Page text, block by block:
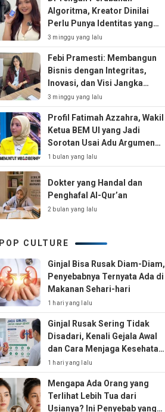
Algoritma, Kreator Dinilai
Perlu Punya Identitas yang
Kuat
3 minggu yang lalu
Febi Pramesti: Membangun
Bisnis dengan Integritas,
Inovasi, dan Visi Jangka
Panjang
3 minggu yang lalu
Profil Fatimah Azzahra, Wakil
Ketua BEM UI yang Jadi
Sorotan Usai Adu Argumen
soal MBG
1 bulan yang lalu
Dokter yang Handal dan
Penghafal Al-Qur’an
2 bulan yang lalu
POP CULTURE
Ginjal Bisa Rusak Diam-Diam,
Penyebabnya Ternyata Ada di
Makanan Sehari-hari
1 hari yang lalu
Ginjal Rusak Sering Tidak
Disadari, Kenali Gejala Awal
dan Cara Menjaga Kesehatan
Ginjal Sejak Dini
1 hari yang lalu
Mengapa Ada Orang yang
Terlihat Lebih Tua dari
Usianya? Ini Penyebab yang